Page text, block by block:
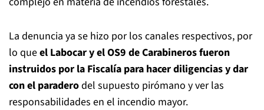
La denuncia ya se hizo por los canales respectivos, por
lo queel Labocar y el OS9 de Carabineros fueron
instruidos por la Fiscalía para hacer diligencias y dar
con el paraderodel supuesto pirómano y ver las
responsabilidades en el incendio mayor.